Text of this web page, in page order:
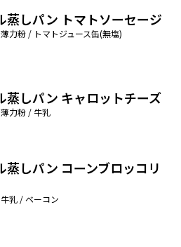
蒸しパン トマトソーセージ
力粉 / トマトジュース缶(無塩)
蒸しパン キャロットチーズ
力粉 / 牛乳
蒸しパン コーンブロッコリ
乳 / ベーコン